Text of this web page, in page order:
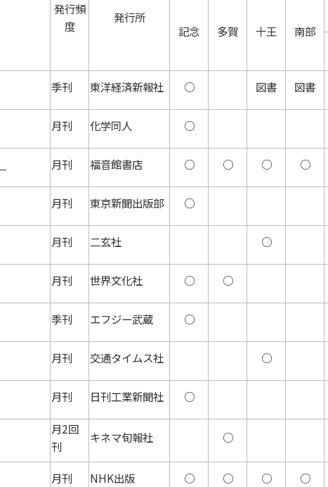
発行頻
度
発行所
記念 多賀 十王 南部
季刊 東洋経済新報社 ○ 図書 図書
月刊 化学同人 ○
月刊 福音館書店 ○ ○ ○ ○
月刊 東京新聞出版部 ○
月刊 二玄社 ○
月刊 世界文化社 ○ ○
季刊 エフジー武蔵 ○
月刊 交通タイムス社 ○
月刊 日刊工業新聞社 ○
月2回
刊
キネマ旬報社 ○
月刊 NHK出版 ○ ○ ○ ○